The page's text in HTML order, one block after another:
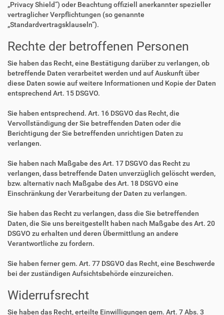
„Privacy Shield“) oder Beachtung offiziell anerkannter spezieller
vertraglicher Verpflichtungen (so genannte
„Standardvertragsklauseln“).
Rechte der betroffenen Personen
Sie haben das Recht, eine Bestätigung darüber zu verlangen, ob
betreffende Daten verarbeitet werden und auf Auskunft über
diese Daten sowie auf weitere Informationen und Kopie der Daten
entsprechend Art. 15 DSGVO.
Sie haben entsprechend. Art. 16 DSGVO das Recht, die
Vervollständigung der Sie betreffenden Daten oder die
Berichtigung der Sie betreffenden unrichtigen Daten zu
verlangen.
Sie haben nach Maßgabe des Art. 17 DSGVO das Recht zu
verlangen, dass betreffende Daten unverzüglich gelöscht werden,
bzw. alternativ nach Maßgabe des Art. 18 DSGVO eine
Einschränkung der Verarbeitung der Daten zu verlangen.
Sie haben das Recht zu verlangen, dass die Sie betreffenden
Daten, die Sie uns bereitgestellt haben nach Maßgabe des Art. 20
DSGVO zu erhalten und deren Übermittlung an andere
Verantwortliche zu fordern.
Sie haben ferner gem. Art. 77 DSGVO das Recht, eine Beschwerde
bei der zuständigen Aufsichtsbehörde einzureichen.
Widerrufsrecht
Sie haben das Recht, erteilte Einwilligungen gem. Art. 7 Abs. 3